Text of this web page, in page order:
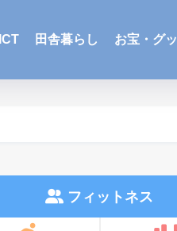
ICT 田舎暮らし お宝・グ
フィットネス